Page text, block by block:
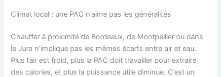
Climat local : une PAC n’aime pas les généralités
Chauffer à proximité de Bordeaux, de Montpellier ou dans
le Jura n’implique pas les mêmes écarts entre air et eau.
Plus l’air est froid, plus la PAC doit travailler pour extraire
des calories, et plus la puissance utile diminue. C’est un